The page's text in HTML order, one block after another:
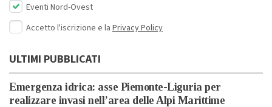
Eventi Nord-Ovest
Accetto l'iscrizione e la Privacy Policy
ULTIMI PUBBLICATI
Emergenza idrica: asse Piemonte-Liguria per
realizzare invasi nell’area delle Alpi Marittime